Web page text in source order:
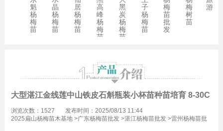
魁
杨
梅
苗
晶
杨
梅
苗
居
杨
梅
苗
高
峰
杨
梅
苗
黑
炭
杨
梅
苗
子
杨
梅
苗
梅
苗
批
发
梅
树
苗
游
大型湛江金线莲中山铁皮石斛瓶装小杯苗种苗培育 8-30CM
浏览次数：1527
发布时间：2025/08/13 11:44
2025扁山杨梅苗木基地>广东杨梅苗批发>湛江杨梅苗批发>雷州杨梅苗批